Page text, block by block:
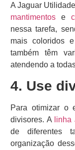
A Jaguar
mantimentos e
nessa tarefa,
mais coloridos
também têm
atendendo a
4. Use
Para otimizar o
divisores. Alinha
de diferentes
organização